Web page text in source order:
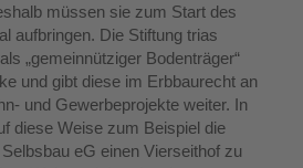
müssen sie zum Start des
aufbringen. Die Stiftung trias
„gemeinnütziger Bodenträger“
und gibt diese im Erbbaurecht an
und Gewerbeprojekte weiter. In
diese Weise zum Beispiel die
eG einen Vierseithof zu